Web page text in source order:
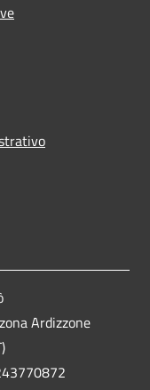
Ardizzone